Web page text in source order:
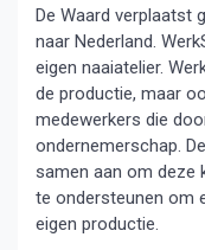
De Waard verplaatst
naar Nederland.
eigen naaiatelier.
de productie, maar
medewerkers die
ondernemerschap.
samen aan om deze
te ondersteunen om
eigen productie.